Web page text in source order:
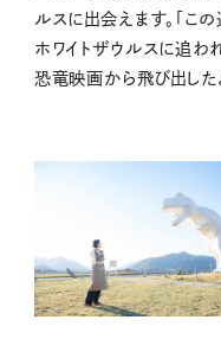
ルスに出会えます。「こ
ホワイトザウルスに追わ
恐竜映画から飛び出した